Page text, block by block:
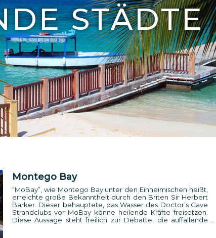
STÄDTE
Montego Bay
“MoBay”, wie Montego Bay unter den Einheimischen heißt,
erreichte große Bekanntheit durch den Briten Sir Herbert
Barker. Dieser behauptete, das Wasser des Doctor’s Cave
Strandclubs vor MoBay könne heilende Kräfte freisetzen.
Diese Aussage steht freilich zur Debatte, die auffallende